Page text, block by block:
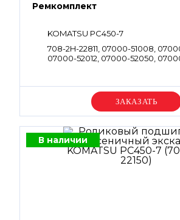
Ремкомплект
KOMATSU PC450-7
708-2H-22811, 07000-51008,
07000-52012, 07000-52050,
2G-15230, 708-2G-15310, 708-2H-
A2105, 07000-A5190, 07000-
B1009, 07000-B2012, 07000-
B3038, 07002-61023, 07002-
702-16-58320, 720-1L-15430, 720-
01008, 07001-01009, 708-2G-
708-2H-22570, 708-2H-22570, 708-
07002-61023, 07000-B2012,
07000-A5190, 07002-61023,
Уточняйте цену
В наличии